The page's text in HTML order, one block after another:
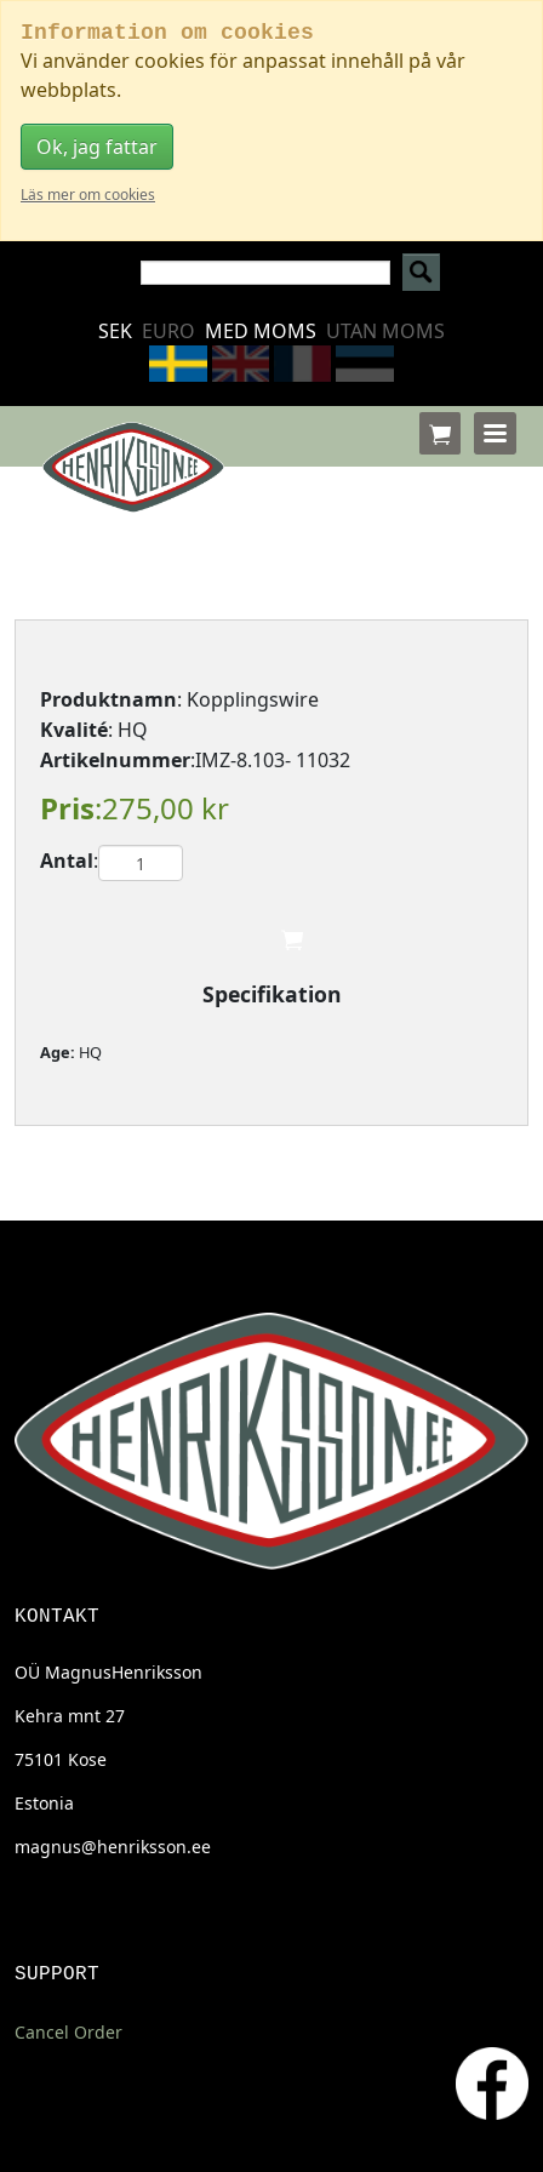
Information om cookies
Vi använder cookies för anpassat innehåll på vår
webbplats.
Ok, jag fattar
Läs mer om cookies
SEK EURO MED MOMS UTAN MOMS
Produktnamn: Kopplingswire
Kvalité: HQ
Artikelnummer:IMZ-8.103- 11032
Pris:275,00 kr
Antal:
Specifikation
Age: HQ
KONTAKT
OÜ MagnusHenriksson
Kehra mnt 27
75101 Kose
Estonia
magnus@henriksson.ee
SUPPORT
Cancel Order